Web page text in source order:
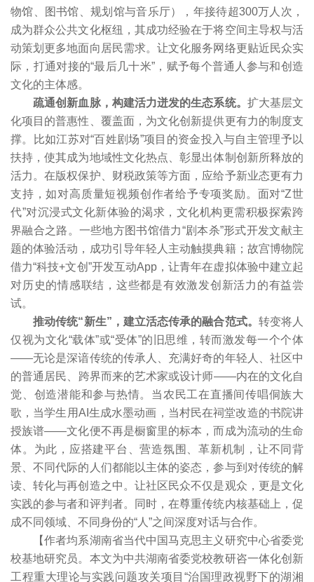
物馆、图书馆、规划馆与音乐厅），年接待超300万人次，
成为群众公共文化枢纽，其成功经验在于将空间主导权与活
动策划更多地面向居民需求。让文化服务网络更贴近民众实
际，打通对接的“最后几十米”，赋予每个普通人参与和创造
文化的主体感。
疏通创新血脉，构建活力迸发的生态系统。 扩大基层文
化项目的普惠性、覆盖面，为文化创新提供更有力的制度支
撑。比如江苏对“百姓剧场”项目的资金投入与自主管理予以
扶持，使其成为地域性文化热点、彰显出体制创新所释放的
活力。在版权保护、财税政策等方面，应给予新业态更有力
支持，如对高质量短视频创作者给予专项奖励。面对“Z世
代”对沉浸式文化新体验的渴求，文化机构更需积极探索跨
界融合之路。一些地方图书馆借力“剧本杀”形式开发文献主
题的体验活动，成功引导年轻人主动触摸典籍；故宫博物院
借力“科技+文创”开发互动App，让青年在虚拟体验中建立起
对历史的情感联结，这些都是有效激发创新活力的有益尝
试。
推动传统“新生”，建立活态传承的融合范式。 转变将人
仅视为文化“载体”或“受体”的旧思维，转而激发每一个个体
——无论是深谙传统的传承人、充满好奇的年轻人、社区中
的普通居民、跨界而来的艺术家或设计师——内在的文化自
觉、创造潜能和参与热情。当农民工在直播间传唱侗族大
歌，当学生用AI生成水墨动画，当村民在祠堂改造的书院讲
授族谱——文化便不再是橱窗里的标本，而成为流动的生命
体。为此，应搭建平台、营造氛围、革新机制，让不同背
景、不同代际的人们都能以主体的姿态，参与到对传统的解
读、转化与再创造之中。让社区民众不仅是观众，更是文化
实践的参与者和评判者。同时，在尊重传统内核基础上，促
成不同领域、不同身份的“人”之间深度对话与合作。
【作者均系湖南省当代中国马克思主义研究中心省委党
校基地研究员。本文为中共湖南省委党校教研咨一体化创新
工程重大理论与实践问题攻关项目“治国理政视野下的湖湘